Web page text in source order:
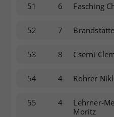
51 6 Fasching
52 7
53 8 Cserni
54 4 Rohrer
55 4
Lehrner-
Moritz